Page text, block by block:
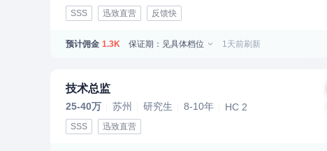
SSS 迅致直营 反馈快
预计佣金 1.3K 保证期：见具体档位 1天前刷新
技术总监
25-40万 苏州 研究生 8-10年 HC 2
SSS 迅致直营